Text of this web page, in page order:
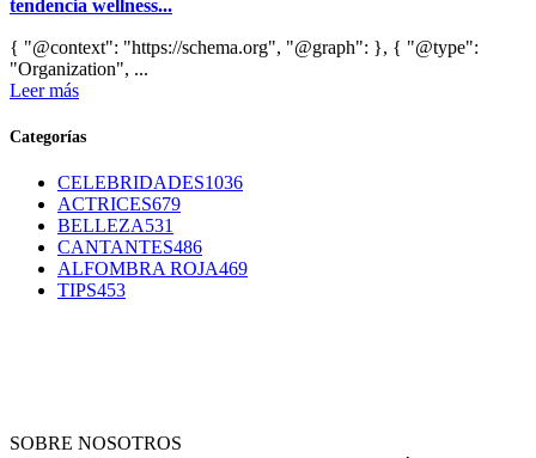
tendencia wellness...
{ "@context": "https://schema.org", "@graph": }, { "@type":
"Organization", ...
Leer más
Categorías
CELEBRIDADES1036
ACTRICES679
BELLEZA531
CANTANTES486
ALFOMBRA ROJA469
TIPS453
SOBRE NOSOTROS